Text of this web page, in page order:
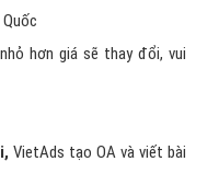
hơn giá sẽ thay đổi, vui
VietAds tạo OA và viết bài